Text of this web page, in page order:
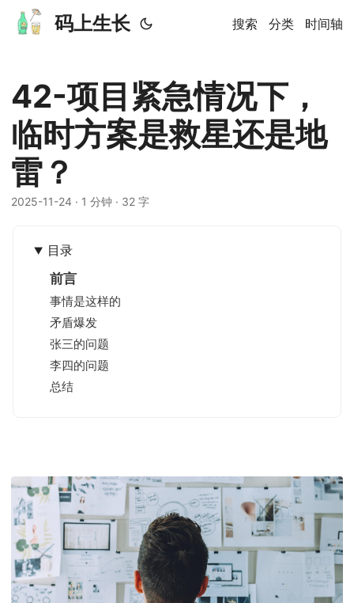
码上生长 搜索 分类 时间轴
42-项目紧急情况下，
临时方案是救星还是地
雷？
2025-11-24 · 1 分钟 · 32 字
目录
前言
事情是这样的
矛盾爆发
张三的问题
李四的问题
总结